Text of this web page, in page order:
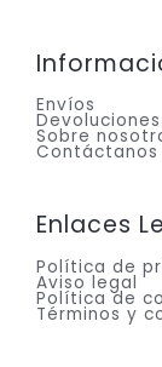
Envíos
Devoluciones
Sobre
Contáctanos
Enlaces
Política de
Aviso legal
Política de
Términos y